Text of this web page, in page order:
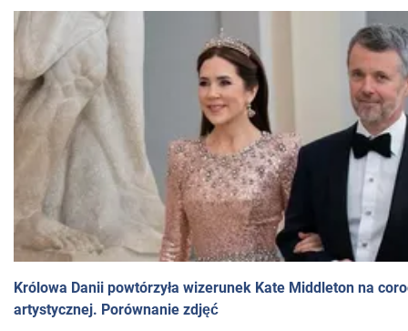
Królowa Danii powtórzyła wizerunek Kate Middleton na
artystycznej. Porównanie zdjęć